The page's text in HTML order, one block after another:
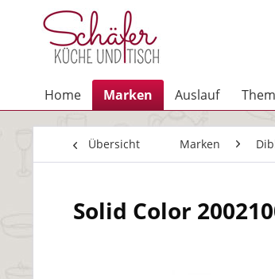
Home Marken Auslauf
Übersicht Marken
Solid Color